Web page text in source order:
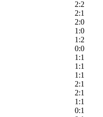
2:2
2:1
2:0
1:0
1:2
0:0
1:1
1:1
1:1
2:1
2:1
1:1
0:1